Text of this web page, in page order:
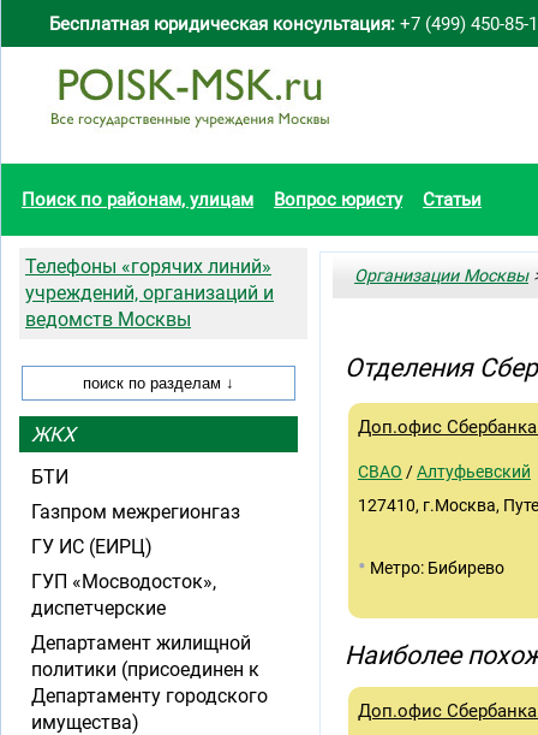
Бесплатная юридическая консультация: +7 (499) 450-85-
Поиск по районам, улицам Вопрос юристу Статьи
Организации Москвы
Отделения
Доп.офис
СВАО /Алтуфьевский
127410, г.Москва,
• Метро: Бибирево
Наиболее
Доп.офис
Телефоны «горячих линий»
учреждений, организаций и
ведомств Москвы
ЖКХ
БТИ
Газпром межрегионгаз
ГУ ИС (ЕИРЦ)
ГУП «Мосводосток»,
диспетчерские
Департамент жилищной
политики (присоединен к
Департаменту городского
имущества)